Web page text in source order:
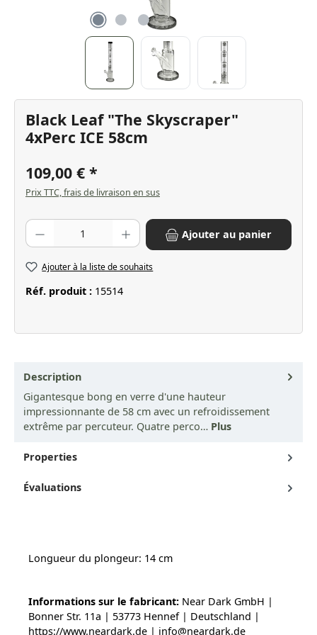
Black Leaf "The Skyscraper"
4xPerc ICE 58cm
109,00 €
Prix TTC, frais de livraison en sus
Quantité de produit : Entrez la quantité souhaitée ou utilisez les
Ajouter au panier
Ajouter à la liste de souhaits
Réf. produit : 15514
Description
Gigantesque bong en verre d'une hauteur
impressionnante de 58 cm avec un refroidissement
extrême par percuteur. Quatre perco… Plus
Properties
Évaluations
Longueur du plongeur: 14 cm
Informations sur le fabricant: Near Dark GmbH |
Bonner Str. 11a | 53773 Hennef | Deutschland |
https://www.neardark.de | info@neardark.de